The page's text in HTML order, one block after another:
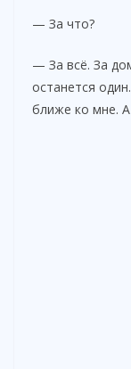
— За что?
— За всё. За
останется
ближе ко мне.